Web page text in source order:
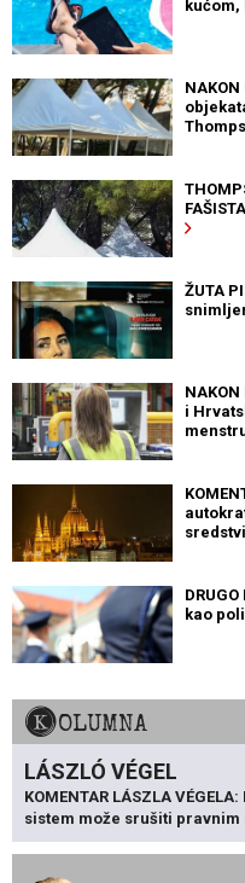
kućom,
ŽUTA
NAKON
i
kao
KOLUMNA
LÁSZLÓ VÉGEL
KOMENTAR LÁSZLA
sistem može srušiti pravnim